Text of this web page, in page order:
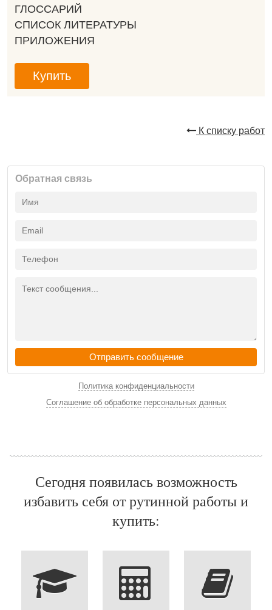
ГЛОССАРИЙ
СПИСОК ЛИТЕРАТУРЫ
ПРИЛОЖЕНИЯ
Купить
К списку работ
Обратная связь
Отправить сообщение
Политика конфиденциальности
Соглашение об обработке персональных данных
Сегодня появилась возможность
избавить себя от рутинной работы и
купить: